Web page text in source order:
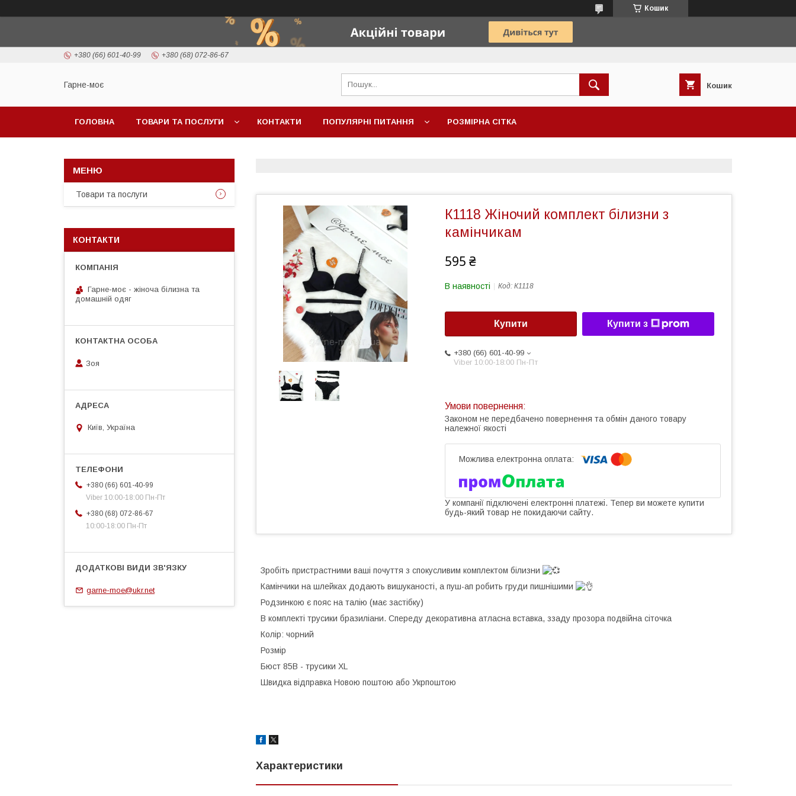
Кошик
+380 (66) 601-40-99 +380 (68) 072-86-67
Гарне-моє Кошик
ГОЛОВНА ТОВАРИ ТА ПОСЛУГИ КОНТАКТИ ПОПУЛЯРНІ ПИТАННЯ РОЗМІРНА СІТКА
К1118 Жіночий комплект білизни з
камінчикам
595 ₴
В наявності Код: К1118
Купити Купити з
+380 (66) 601-40-99
Viber 10:00-18:00 Пн-Пт
Законом не передбачено повернення та обмін даного товару
належної якості
У компанії підключені електронні платежі. Тепер ви можете купити
будь-який товар не покидаючи сайту.
Зробіть пристрастними ваші почуття з спокусливим комплектом білизни
Камінчики на шлейках додають вишуканості, а пуш-ап робить груди пишнішими
Родзинкою є пояс на талію (має застібку)
В комплекті трусики бразиліани. Спереду декоративна атласна вставка, ззаду прозора подвійна сіточка
Колір: чорний
Розмір
Бюст 85В - трусики XL
Швидка відправка Новою поштою або Укрпоштою
Характеристики
Товари та послуги
КОНТАКТИ
Гарне-моє - жіноча білизна та
домашній одяг
Зоя
Київ, Україна
+380 (66) 601-40-99
Viber 10:00-18:00 Пн-Пт
+380 (68) 072-86-67
10:00-18:00 Пн-Пт
garne-moe@ukr.net